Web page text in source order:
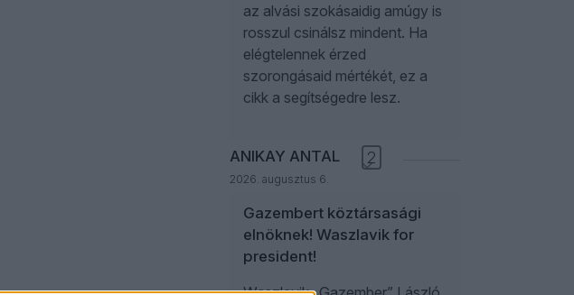
az alvási szokásaidig amúgy is
rosszul csinálsz mindent. Ha
elégtelennek érzed
szorongásaid mértékét, ez a
cikk a segítségedre lesz.
ANIKAY ANTAL
2026. augusztus 6.
2
Gazembert köztársasági
elnöknek! Waszlavik for
president!